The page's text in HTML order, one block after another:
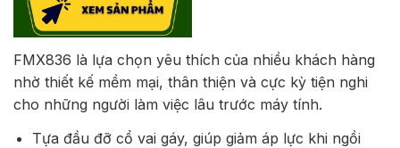
FMX836 là lựa chọn yêu thích của nhiều khách hàng
nhờ thiết kế mềm mại, thân thiện và cực kỳ tiện nghi
cho những người làm việc lâu trước máy tính.
Tựa đầu đỡ cổ vai gáy, giúp giảm áp lực khi ngồi